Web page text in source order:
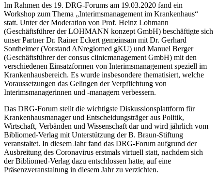
Im Rahmen des 19. DRG-Forums am 19.03.2020 fand ein
Workshop zum Thema „Interimsmanagement im Krankenhaus“
statt. Unter der Moderation von Prof. Heinz Lohmann
(Geschäftsführer der LOHMANN konzept GmbH) beschäftigte sich
unser Partner Dr. Rainer Eckert gemeinsam mit Dr. Gerhard
Sontheimer (Vorstand ANregiomed gKU) und Manuel Berger
(Geschäftsführer der consus clinicmanagement GmbH) mit den
verschiedenen Einsatzformen von Interimsmanagement speziell im
Krankenhausbereich. Es wurde insbesondere thematisiert, welche
Voraussetzungen das Gelingen der Verpflichtung von
Interimsmanagerinnen und -managern verbessern.
Das DRG-Forum stellt die wichtigste Diskussionsplattform für
Krankenhausmanager und Entscheidungsträger aus Politik,
Wirtschaft, Verbänden und Wissenschaft dar und wird jährlich vom
Bibliomed-Verlag mit Unterstützung der B. Braun-Stiftung
veranstaltet. In diesem Jahr fand das DRG-Forum aufgrund der
Ausbreitung des Coronavirus erstmals virtuell statt, nachdem sich
der Bibliomed-Verlag dazu entschlossen hatte, auf eine
Präsenzveranstaltung in diesem Jahr zu verzichten.